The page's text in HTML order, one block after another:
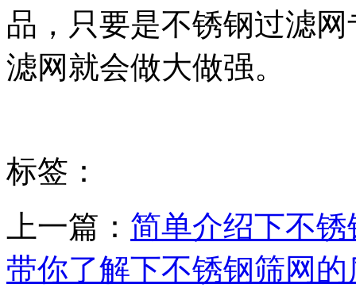
品，只要是不锈钢过滤
滤网就会做大做强。
标签：
上一篇： 简单介绍下不
带你了解下不锈钢筛网的